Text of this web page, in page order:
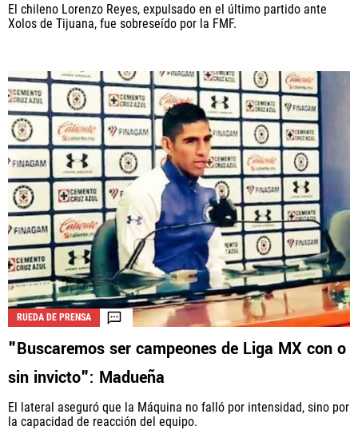
El chileno Lorenzo Reyes, expulsado en el último partido ante
Xolos de Tijuana, fue sobreseído por la FMF.
RUEDA DE PRENSA
"Buscaremos ser campeones de Liga MX con o
sin invicto": Madueña
El lateral aseguró que la Máquina no falló por intensidad, sino por
la capacidad de reacción del equipo.